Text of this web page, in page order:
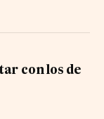
con los de